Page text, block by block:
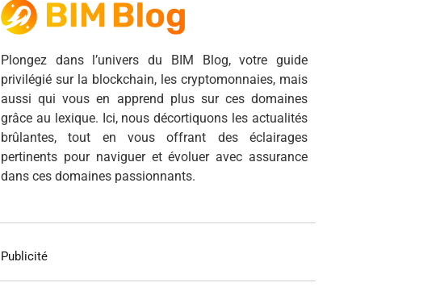
Plongez dans l’univers du BIM Blog, votre guide
privilégié sur la blockchain, les cryptomonnaies, mais
aussi qui vous en apprend plus sur ces domaines
grâce au lexique. Ici, nous décortiquons les actualités
brûlantes, tout en vous offrant des éclairages
pertinents pour naviguer et évoluer avec assurance
dans ces domaines passionnants.
Publicité